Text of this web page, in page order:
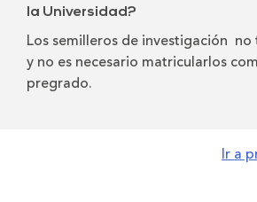
la Universidad?
Los semilleros de investigación
y no es necesario matricularlos
pregrado.
Ir a